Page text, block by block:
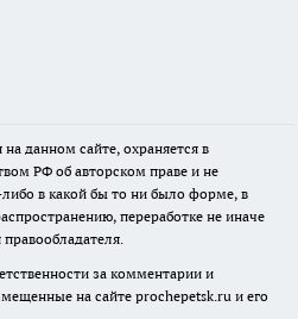
данном сайте, охраняется в
РФ об авторском праве и не
в какой бы то ни было форме, в
переработке не иначе
за комментарии и
на сайте prochepetsk.ru и его